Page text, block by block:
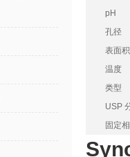
pH
孔径
表面积
温度
类型
USP
固定相